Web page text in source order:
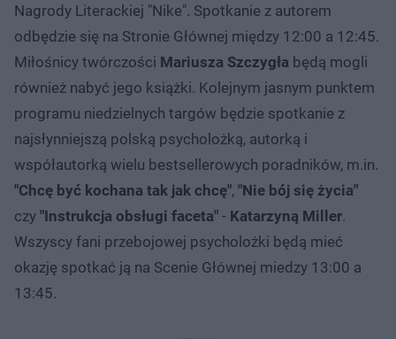
Nagrody Literackiej "Nike". Spotkanie z autorem
odbędzie się na Stronie Głównej między 12:00 a 12:45.
Miłośnicy twórczości Mariusza Szczygła będą mogli
również nabyć jego książki. Kolejnym jasnym punktem
programu niedzielnych targów będzie spotkanie z
najsłynniejszą polską psycholożką, autorką i
współautorką wielu bestsellerowych poradników, m.in.
"Chcę być kochana tak jak chcę", "Nie bój się życia"
czy "Instrukcja obsługi faceta" - Katarzyną Miller.
Wszyscy fani przebojowej psycholożki będą mieć
okazję spotkać ją na Scenie Głównej miedzy 13:00 a
13:45.